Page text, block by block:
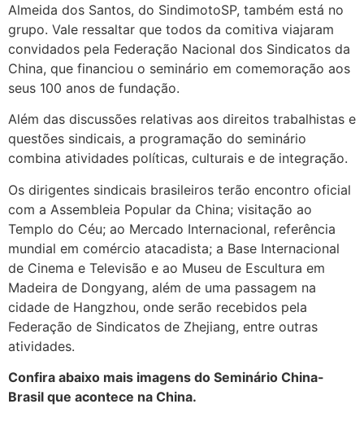
Almeida dos Santos, do SindimotoSP, também está no
grupo. Vale ressaltar que todos da comitiva viajaram
convidados pela Federação Nacional dos Sindicatos da
China, que financiou o seminário em comemoração aos
seus 100 anos de fundação.
Além das discussões relativas aos direitos trabalhistas e
questões sindicais, a programação do seminário
combina atividades políticas, culturais e de integração.
Os dirigentes sindicais brasileiros terão encontro oficial
com a Assembleia Popular da China; visitação ao
Templo do Céu; ao Mercado Internacional, referência
mundial em comércio atacadista; a Base Internacional
de Cinema e Televisão e ao Museu de Escultura em
Madeira de Dongyang, além de uma passagem na
cidade de Hangzhou, onde serão recebidos pela
Federação de Sindicatos de Zhejiang, entre outras
atividades.
Confira abaixo mais imagens do Seminário China-
Brasil que acontece na China.